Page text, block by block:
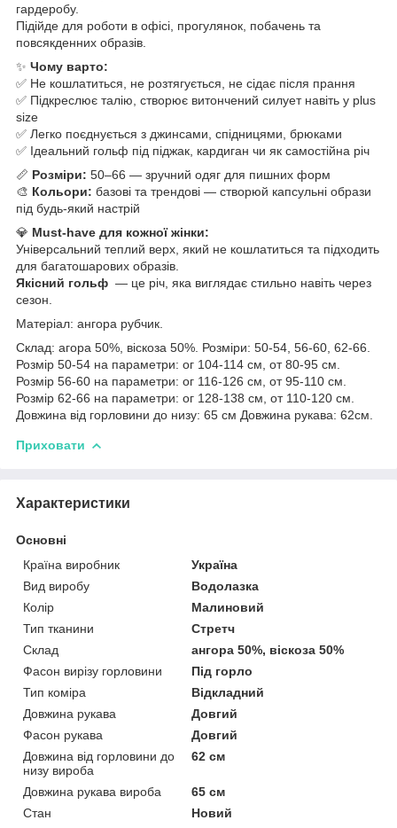
гардеробу.
Підійде для роботи в офісі, прогулянок, побачень та
повсякденних образів.
✨ Чому варто:
✅ Не кошлатиться, не розтягується, не сідає після прання
✅ Підкреслює талію, створює витончений силует навіть у plus
size
✅ Легко поєднується з джинсами, спідницями, брюками
✅ Ідеальний гольф під піджак, кардиган чи як самостійна річ
📏 Розміри: 50–66 — зручний одяг для пишних форм
🎨 Кольори: базові та трендові — створюй капсульні образи
під будь-який настрій
💎 Must-have для кожної жінки:
Універсальний теплий верх, який не кошлатиться та підходить
для багатошарових образів.
Якісний гольф — це річ, яка виглядає стильно навіть через
сезон.
Матеріал: ангора рубчик.
Склад: агора 50%, віскоза 50%. Розміри: 50-54, 56-60, 62-66.
Розмір 50-54 на параметри: ог 104-114 см, от 80-95 см.
Розмір 56-60 на параметри: ог 116-126 см, от 95-110 см.
Розмір 62-66 на параметри: ог 128-138 см, от 110-120 см.
Довжина від горловини до низу: 65 см Довжина рукава: 62см.
Приховати
Характеристики
Основні
Країна виробник
Україна
Вид виробу
Водолазка
Колір
Малиновий
Тип тканини
Стретч
Склад
ангора 50%, віскоза 50%
Фасон вирізу горловини
Під горло
Тип коміра
Відкладний
Довжина рукава
Довгий
Фасон рукава
Довгий
Довжина від горловини до
низу вироба
62 см
Довжина рукава вироба
65 см
Стан
Новий